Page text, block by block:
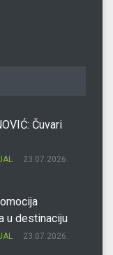
Čuvari
23.07.2026.
u destinaciju
23.07.2026.